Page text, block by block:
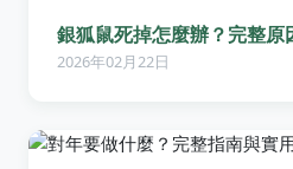
銀狐鼠死掉怎麼辦？完整原
2026年02月22日